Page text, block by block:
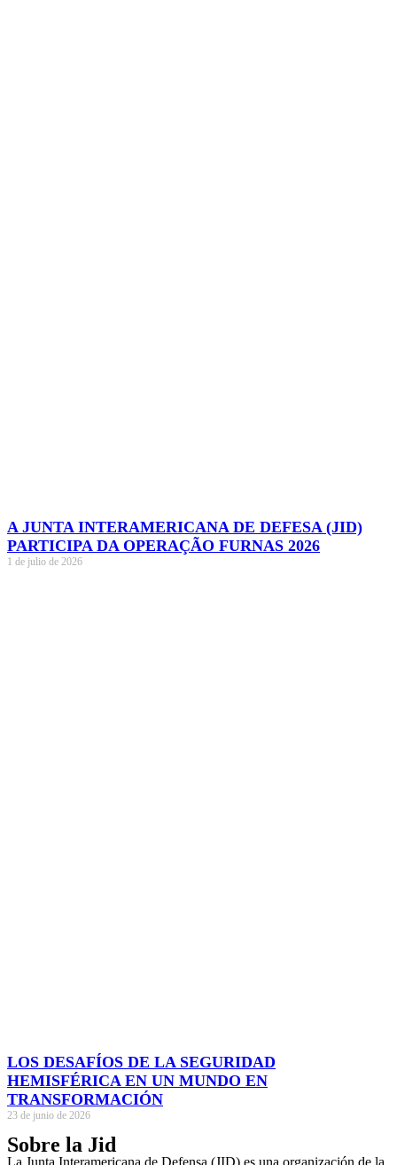
A JUNTA INTERAMERICANA DE DEFESA (JID)
PARTICIPA DA OPERAÇÃO FURNAS 2026
1 de julio de 2026
LOS DESAFÍOS DE LA SEGURIDAD
HEMISFÉRICA EN UN MUNDO EN
TRANSFORMACIÓN
23 de junio de 2026
Sobre la Jid
La Junta Interamericana de Defensa (JID) es una organización de la